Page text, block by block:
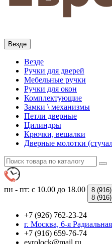
Везде
Везде
Ручки для дверей
Мебельные ручки
Ручки для окон
Комплектующие
Замки \ механизмы
Петли дверные
Цилиндры
Крючки, вешалки
Дверные молотки
пн - пт: с 10.00 до 18.00 8 (916)
8 (916)
+7 (926) 762-23-24
г. Москва, 6-я
+7 (916) 659-76-74
evrolock@mail.ru